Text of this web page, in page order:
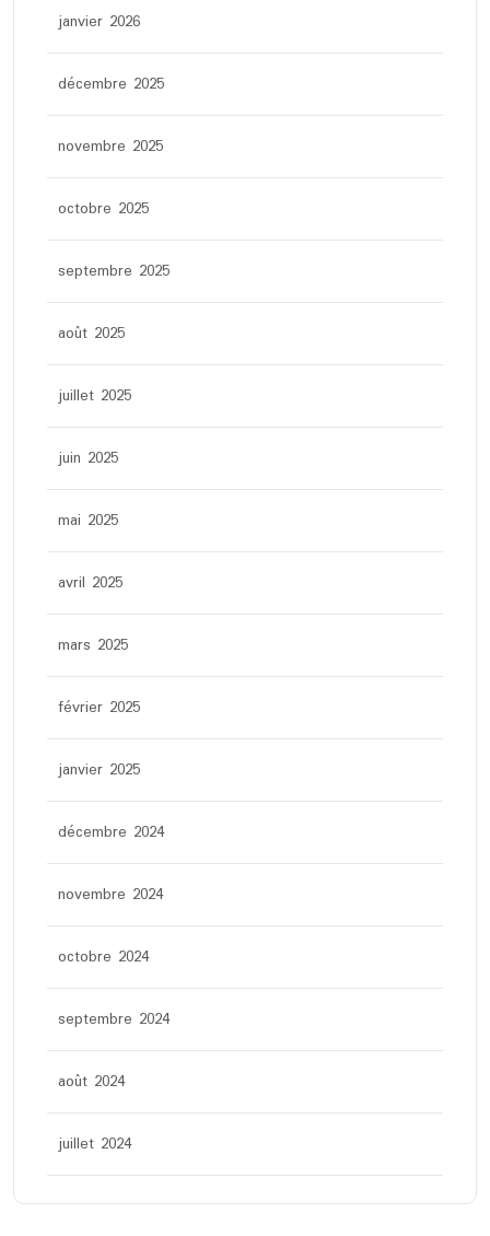
janvier 2026
décembre 2025
novembre 2025
octobre 2025
septembre 2025
août 2025
juillet 2025
juin 2025
mai 2025
avril 2025
mars 2025
février 2025
janvier 2025
décembre 2024
novembre 2024
octobre 2024
septembre 2024
août 2024
juillet 2024